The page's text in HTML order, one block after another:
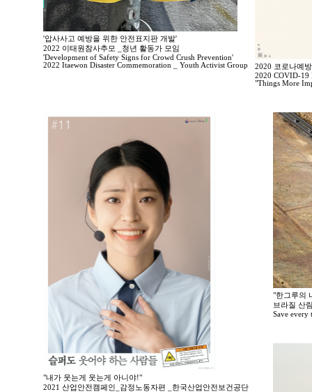
'압사사고 예방을 위한 안전표지판 개발'
2022 이태원참사추모 _청년 활동가 모임
'Development of Safety Signs for Crowd Crush Prevention'
2022 Itaewon Disaster Commemoration _ Youth Activist Group
2020 코로나예
2020 COVID-19
"Things More
"내가 웃는게 웃는게 아니야!"
2021 산업안전캠페인_감정노동자편 _한국산업안전보건공단
"한그루의
브라질 산
Save every